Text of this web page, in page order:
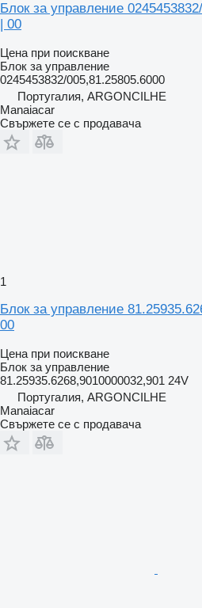
Блок за управление
| 00
Цена при поискване
Блок за управление
0245453832/005,81.25805.6000
Португалия, ARGONCILHE
Manaiacar
Свържете се с продавача
1
Блок за управление
00
Цена при поискване
Блок за управление
81.25935.6268,9010000032,901 24V
Португалия, ARGONCILHE
Manaiacar
Свържете се с продавача